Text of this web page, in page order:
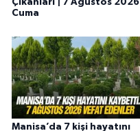
Çıkanları | 7 Ağustos 2026
Cuma
Manisa’da 7 kişi hayatını